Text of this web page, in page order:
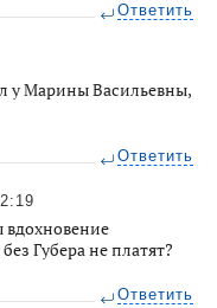
Ответить
у Марины Васильевны,
Ответить
вдохновение
Губера не платят?
Ответить